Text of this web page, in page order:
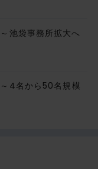
池袋事務所拡大へ
4名から50名規模